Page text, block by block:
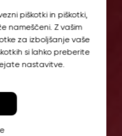
piškotki in piškotki,
nameščeni. Z vašim
za izboljšanje vaše
si lahko preberite
nastavitve.